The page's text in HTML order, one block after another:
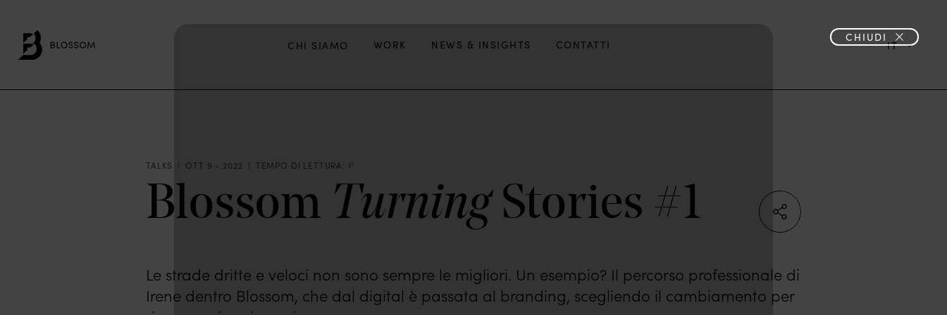
CHI SIAMO WORK NEWS & INSIGHTS CONTATTI UNISCITI A NOI IT
TALKS OTT 9 - 2022 TEMPO DI LETTURA: 1'
Blossom TurningStories #1
Le strade dritte e veloci non sono sempre le migliori. Un esempio? Il percorso professionale di
Irene dentro Blossom, che dal digital è passata al branding, scegliendo il cambiamento per
CHIUDI